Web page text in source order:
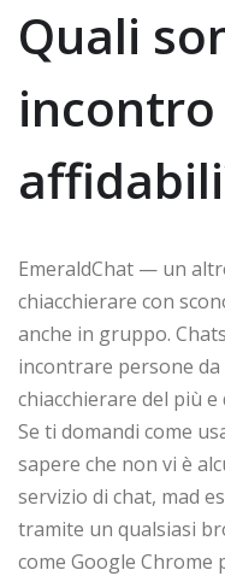
Quali
EmeraldChat — un
chiacchierare con
anche in gruppo.
incontrare persone
chiacchierare del più
Se ti domandi come
sapere che non vi è
servizio di chat, mad
tramite un qualsiasi
come Google Chrome